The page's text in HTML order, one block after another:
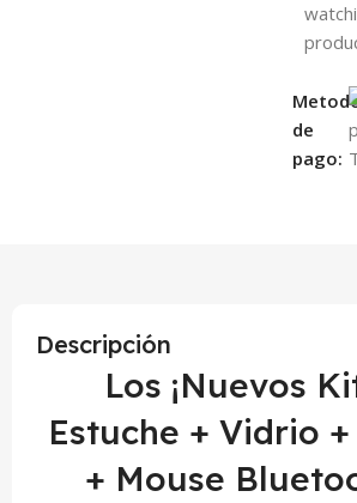
de
pago:
Descripción
Los ¡Nuevos
Estuche + Vidrio
+ Mouse